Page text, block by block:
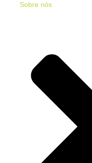
Sobre nós